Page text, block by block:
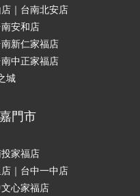
｜台南北安店
安和店
新仁家福店
中正家福店
城
門市
家福店
｜台中一中店
心家福店